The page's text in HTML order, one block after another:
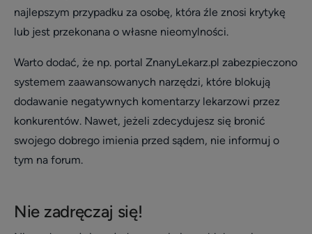
najlepszym przypadku za osobę, która źle znosi krytykę
lub jest przekonana o własne nieomylności.
Warto dodać, że np. portal ZnanyLekarz.pl zabezpieczono
systemem zaawansowanych narzędzi, które blokują
dodawanie negatywnych komentarzy lekarzowi przez
konkurentów. Nawet, jeżeli zdecydujesz się bronić
swojego dobrego imienia przed sądem, nie informuj o
tym na forum.
Nie zadręczaj się!